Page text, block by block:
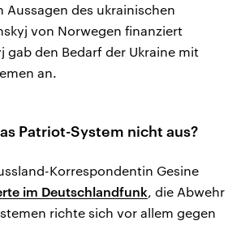
Aussagen des ukrainischen
von Norwegen finanziert
gab den Bedarf der Ukraine mit
an.
Patriot-System nicht aus?
Korrespondentin Gesine
im Deutschlandfunk, die Abwehr
richte sich vor allem gegen